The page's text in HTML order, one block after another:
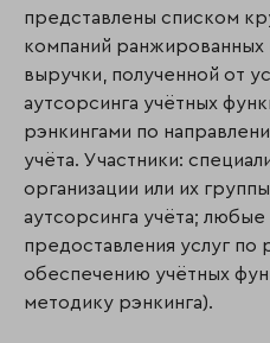
представлены списком
компаний ранжированных
выручки, полученной от
аутсорсинга учётных
рэнкингами по
учёта. Участники:
организации или их
аутсорсинга учёта;
предоставления услуг по
обеспечению учётных
методику рэнкинга).